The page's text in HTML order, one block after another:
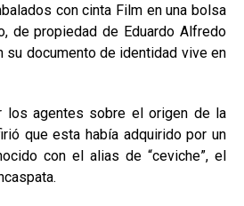
con cinta Film en una bolsa
de propiedad de Eduardo Alfredo
su documento de identidad vive en
los agentes sobre el origen de la
que esta había adquirido por un
con el alias de “ceviche”, el